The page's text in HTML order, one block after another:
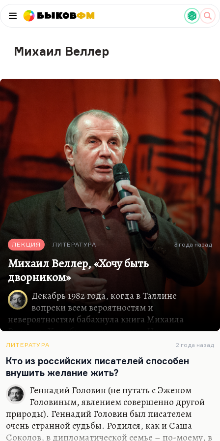
БыковФМ
Михаил Веллер
ЛЕКЦИЯ ЛИТЕРАТУРА 3 года назад
Михаил Веллер, «Хочу быть
дворником»
Декабрь 1982 года, когда в Таллине
вопреки всем вероятностям и
невероятностям бабахнула книга Михаила
Веллера «Хочу быть дворником». Надо вам
сказать, что Веллер не просто жив, а активен из
всех авторов, о которых мы говорим, он,
пожалуй, единственный, кто до сих пор еще
сохраняет влияние в литературе, и более того,
оно растет.
Будучи младшим другом Веллера, его
постоянным собеседником, я очень хорошо
помню впечатление от 1983 года, когда к нам на
журфак, тогда я еще учился в школе юного
ЛИТЕРАТУРА 2 года назад
Кто из российских писателей способен
внушить желание жить?
Геннадий Головин (не путать с Эженом
Головиным, явлением совершенно другой
природы). Геннадий Головин был писателем
очень странной судьбы. Родился, как и Саша
Соколов, в дипломатической семье – по-моему, в